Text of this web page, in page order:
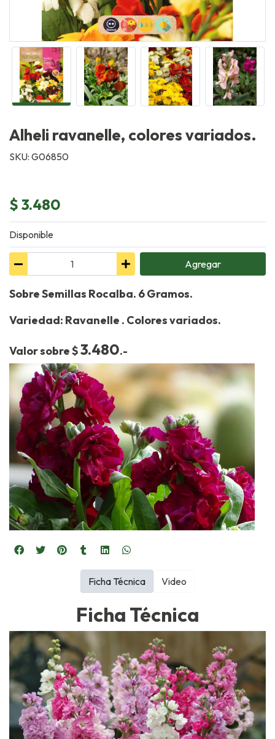
Alheli ravanelle, colores variados.
SKU: G06850
$ 3.480
Disponible
Agregar
Sobre Semillas Rocalba. 6 Gramos.
Variedad: Ravanelle . Colores variados.
Valor sobre $3.480.-
Ficha Técnica
Ficha Técnica Video